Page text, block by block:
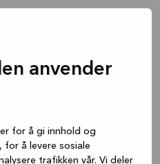
anvender
for å gi innhold og
for å levere sosiale
trafikken vår. Vi deler